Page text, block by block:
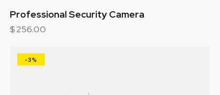
Professional Security Camera
$256.00
-3%